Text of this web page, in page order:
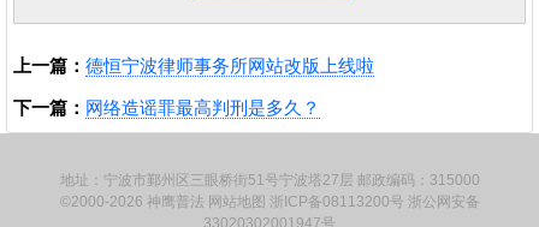
上一篇： 德恒宁波律师事务所网站改版上线啦
下一篇： 网络造谣罪最高判刑是多久？
地址：宁波市鄞州区三眼桥街51号宁波塔27层 邮政编码：315000
©2000-2026 神鹰普法 网站地图 浙ICP备08113200号 浙公网安备
33020302001947号